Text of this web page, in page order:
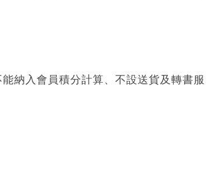
納入會員積分計算、不設送貨及轉書服